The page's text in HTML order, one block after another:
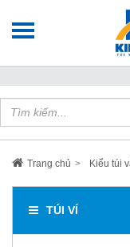
Chào mừng bạn đến với
Trang chủ Kiểu túi
TÚI VÍ